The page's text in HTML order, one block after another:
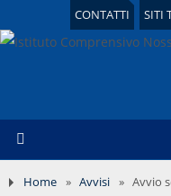
CONTATTI SITI
Home » Avvisi » Avvio